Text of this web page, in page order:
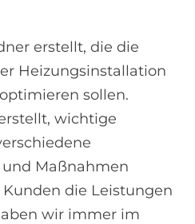
erstellt, die die
Heizungsinstallation
sollen.
wichtige
Maßnahmen
die Leistungen
wir immer im